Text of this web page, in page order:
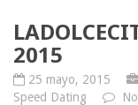
2015
25 mayo, 2015
Speed Dating